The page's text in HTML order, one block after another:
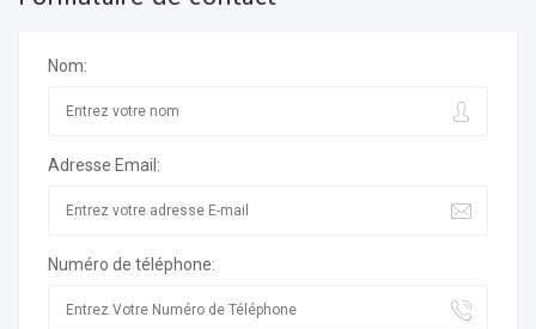
Nom:
Adresse Email:
Numéro de téléphone: